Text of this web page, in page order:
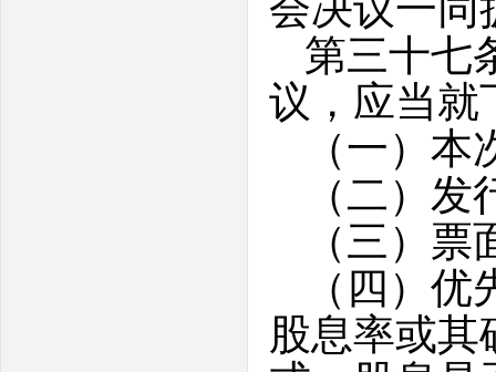
第三十七
议，应当就
（一）
（二）
（三）
（四）
股息率或